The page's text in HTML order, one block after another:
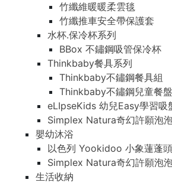
竹纖維暖暖柔雲毯
竹纖推車安全帶保護套
水杯.保冷杯系列
BBox 不鏽鋼吸管保冷杯
Thinkbaby餐具系列
Thinkbaby不鏽鋼餐具組
Thinkbaby不鏽鋼兒童餐
eLIpseKids 幼兒Easy學習吸
Simplex Natura奇幻許願泡
嬰幼沐浴
以色列 Yookidoo 小象蓮蓬頭
Simplex Natura奇幻許願泡
生活收納